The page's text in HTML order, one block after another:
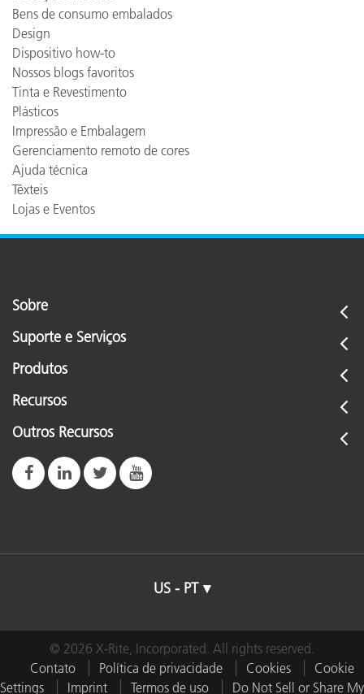
Bens de consumo embalados
Design
Dispositivo how-to
Nossos blogs favoritos
Tinta e Revestimento
Plásticos
Impressão e Embalagem
Gerenciamento remoto de cores
Ajuda técnica
Têxteis
Lojas e Eventos
Sobre
Suporte e Serviços
Produtos
Recursos
Outros Recursos
US - PT
© 2026 X-Rite, Incorporated. All rights reserved.
Contato
Política de privacidade Cookies
Cookie
Settings
Imprint Termos de uso Do Not Sell or Share My